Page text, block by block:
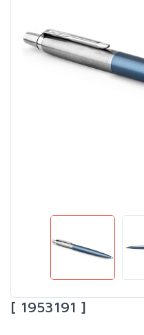
[ 1953191 ]